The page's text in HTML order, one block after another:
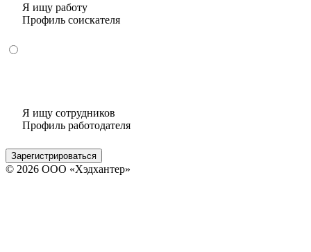
Я ищу работу
Профиль соискателя
Я ищу сотрудников
Профиль работодателя
Зарегистрироваться
© 2026 ООО «Хэдхантер»